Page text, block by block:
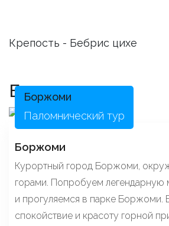
Крепость - Бебрис цихе
Боржоми
Боржоми
Паломнический тур
Боржоми
Курортный город Боржоми,
горами. Попробуем легендарную
и прогуляемся в парке Боржоми.
спокойствие и красоту горной